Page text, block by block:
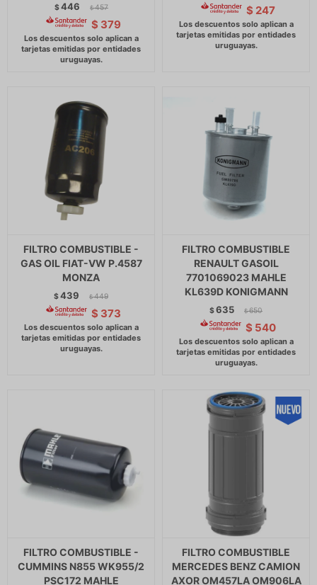
$446 $ 457
$ 379
$ 247
FILTRO COMBUSTIBLE -
GAS OIL FIAT-VW P.4587
MONZA
$439 $ 449
$ 373
FILTRO COMBUSTIBLE
RENAULT GASOIL
7701069023 MAHLE
KL639D KONIGMANN
$635 $ 650
$ 540
FILTRO COMBUSTIBLE -
CUMMINS N855 WK955/2
PSC172 MAHLE
FILTRO COMBUSTIBLE
MERCEDES BENZ CAMION
AXOR OM457LA OM906LA